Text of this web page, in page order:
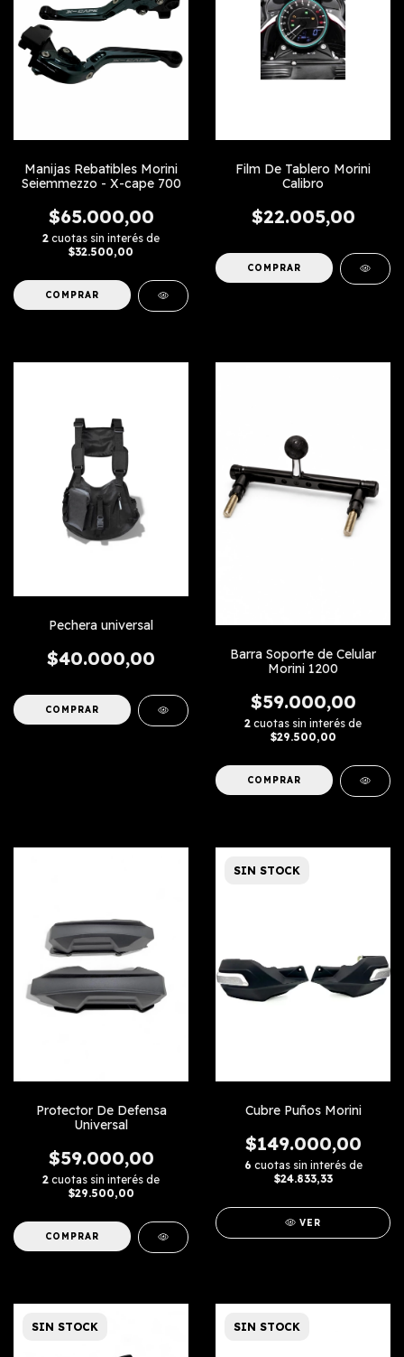
Manijas Rebatibles Morini
Seiemmezzo - X-cape 700
$65.000,00
2 cuotas sin interés de
$32.500,00
COMPRAR
Film De Tablero Morini
Calibro
$22.005,00
Pechera universal
$40.000,00
Barra Soporte de Celular
Morini 1200
$59.000,00
2 cuotas sin interés de
$29.500,00
Protector De Defensa
Universal
$59.000,00
2 cuotas sin interés de
$29.500,00
SIN STOCK
Cubre Puños Morini
$149.000,00
6 cuotas sin interés de
$24.833,33
VER
SIN STOCK SIN STOCK